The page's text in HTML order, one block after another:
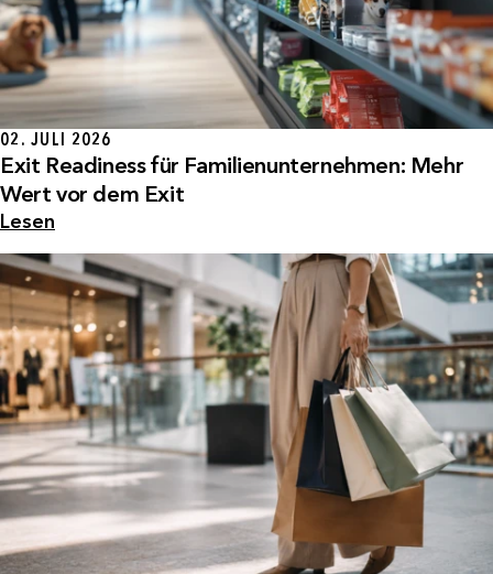
02. JULI 2026
Exit Readiness für Familienunternehmen: Mehr
Wert vor dem Exit
Lesen